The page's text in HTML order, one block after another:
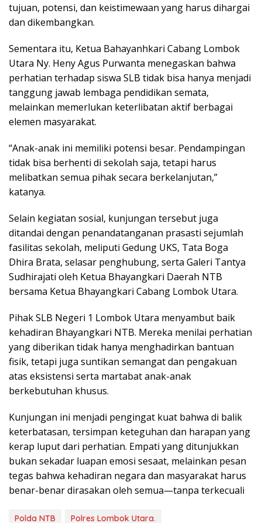
tujuan, potensi, dan keistimewaan yang harus dihargai
dan dikembangkan.
Sementara itu, Ketua Bahayanhkari Cabang Lombok
Utara Ny. Heny Agus Purwanta menegaskan bahwa
perhatian terhadap siswa SLB tidak bisa hanya menjadi
tanggung jawab lembaga pendidikan semata,
melainkan memerlukan keterlibatan aktif berbagai
elemen masyarakat.
“Anak-anak ini memiliki potensi besar. Pendampingan
tidak bisa berhenti di sekolah saja, tetapi harus
melibatkan semua pihak secara berkelanjutan,”
katanya.
Selain kegiatan sosial, kunjungan tersebut juga
ditandai dengan penandatanganan prasasti sejumlah
fasilitas sekolah, meliputi Gedung UKS, Tata Boga
Dhira Brata, selasar penghubung, serta Galeri Tantya
Sudhirajati oleh Ketua Bhayangkari Daerah NTB
bersama Ketua Bhayangkari Cabang Lombok Utara.
Pihak SLB Negeri 1 Lombok Utara menyambut baik
kehadiran Bhayangkari NTB. Mereka menilai perhatian
yang diberikan tidak hanya menghadirkan bantuan
fisik, tetapi juga suntikan semangat dan pengakuan
atas eksistensi serta martabat anak-anak
berkebutuhan khusus.
Kunjungan ini menjadi pengingat kuat bahwa di balik
keterbatasan, tersimpan keteguhan dan harapan yang
kerap luput dari perhatian. Empati yang ditunjukkan
bukan sekadar luapan emosi sesaat, melainkan pesan
tegas bahwa kehadiran negara dan masyarakat harus
benar-benar dirasakan oleh semua—tanpa terkecuali
Polda NTB Polres Lombok Utara.